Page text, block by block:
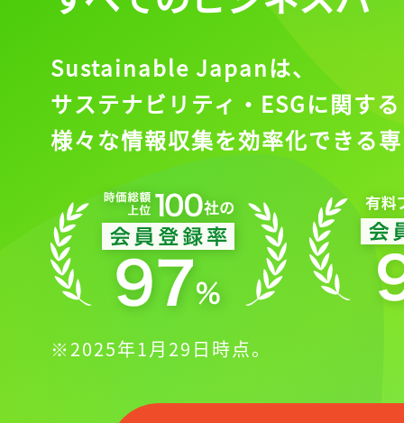
Sustainable Japanは、
サステナビリティ・ESGに関する
様々な情報収集を効率化できる
※2025年1月29日時点。